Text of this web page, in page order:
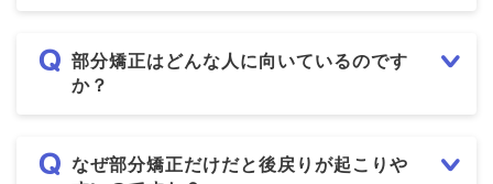
部分矯正はどんな人に向いているのです
か？
なぜ部分矯正だけだと後戻りが起こりや